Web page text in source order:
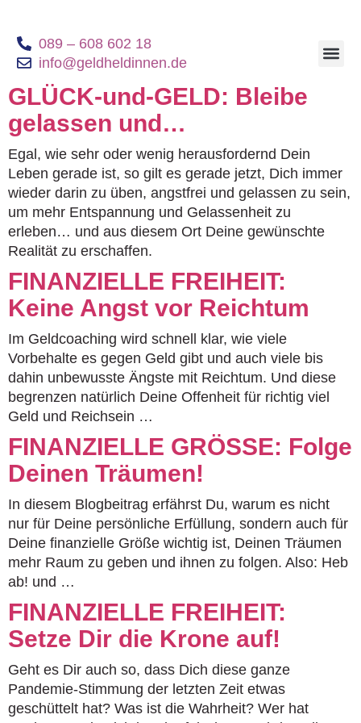
089 – 608 602 18
info@geldheldinnen.de
GLÜCK-und-GELD: Bleibe
gelassen und…
Egal, wie sehr oder wenig herausfordernd Dein
Leben gerade ist, so gilt es gerade jetzt, Dich immer
wieder darin zu üben, angstfrei und gelassen zu sein,
um mehr Entspannung und Gelassenheit zu
erleben… und aus diesem Ort Deine gewünschte
Realität zu erschaffen.
FINANZIELLE FREIHEIT:
Keine Angst vor Reichtum
Im Geldcoaching wird schnell klar, wie viele
Vorbehalte es gegen Geld gibt und auch viele bis
dahin unbewusste Ängste mit Reichtum. Und diese
begrenzen natürlich Deine Offenheit für richtig viel
Geld und Reichsein …
FINANZIELLE GRÖSSE: Folge
Deinen Träumen!
In diesem Blogbeitrag erfährst Du, warum es nicht
nur für Deine persönliche Erfüllung, sondern auch für
Deine finanzielle Größe wichtig ist, Deinen Träumen
mehr Raum zu geben und ihnen zu folgen. Also: Heb
ab! und …
FINANZIELLE FREIHEIT:
Setze Dir die Krone auf!
Geht es Dir auch so, dass Dich diese ganze
Pandemie-Stimmung der letzten Zeit etwas
geschüttelt hat? Was ist die Wahrheit? Wer hat